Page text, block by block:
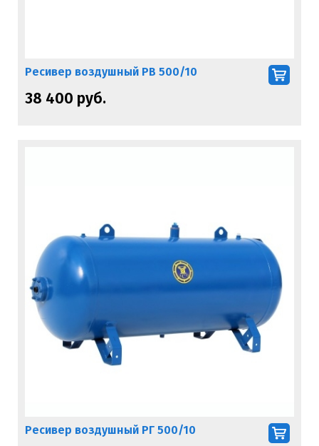
Ресивер воздушный РВ 500/10
38 400 руб.
Ресивер воздушный РГ 500/10